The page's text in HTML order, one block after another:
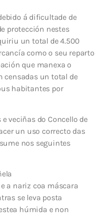
á dificultade de
protección nestes
un total de 4.500
como o seu reparto
que manexa o
censadas un total de
habitantes por
veciñas do Concello de
un uso correcto das
nos seguintes
a nariz coa máscara
se leva posta
húmida e non